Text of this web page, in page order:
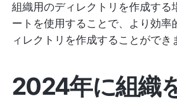
組織用のディレクトリを作成する
ートを使用することで、より効率
ィレクトリを作成することができ
2024年に組織